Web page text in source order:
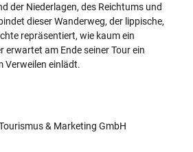
der Niederlagen, des Reichtums und
dieser Wanderweg, der lippische,
repräsentiert, wie kaum ein
erwartet am Ende seiner Tour ein
Verweilen einlädt.
& Marketing GmbH